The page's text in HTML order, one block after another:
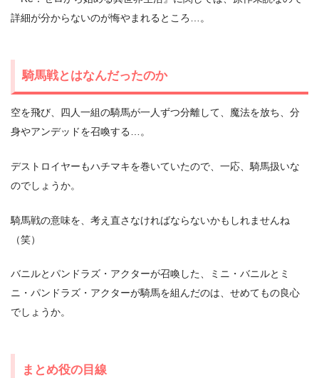
詳細が分からないのが悔やまれるところ…。
騎馬戦とはなんだったのか
空を飛び、四人一組の騎馬が一人ずつ分離して、魔法を放ち、分
身やアンデッドを召喚する…。
デストロイヤーもハチマキを巻いていたので、一応、騎馬扱いな
のでしょうか。
騎馬戦の意味を、考え直さなければならないかもしれませんね
（笑）
バニルとパンドラズ・アクターが召喚した、ミニ・バニルとミ
ニ・パンドラズ・アクターが騎馬を組んだのは、せめてもの良心
でしょうか。
まとめ役の目線